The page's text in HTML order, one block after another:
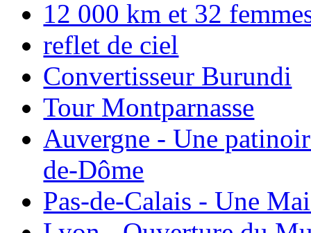
12 000 km et 32
reflet de ciel
Convertisseur Burundi
Tour Montparnasse
Auvergne - Une
de-Dôme
Pas-de-Calais - Une